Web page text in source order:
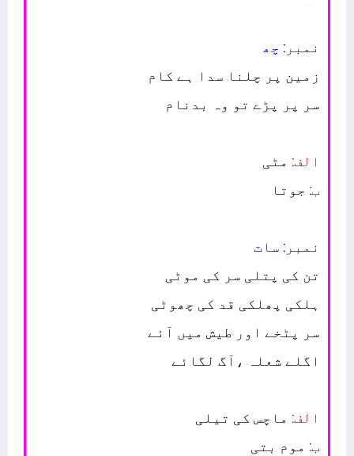
نمبر: چھ
زمین پر چلنا سدا ہے کام
سر پر پڑے تو وہ بدنام
الف: مٹی
ب: جوتا
نمبر: سات
تن کی پتلی سر کی موٹی
ہلکی پھلکی قد کی چھوٹی
سر پٹخے اور طیش میں آئے
اگلے شعلہ ،آگ لگائے
الف: ماچس کی تیلی
ب: موم بتی